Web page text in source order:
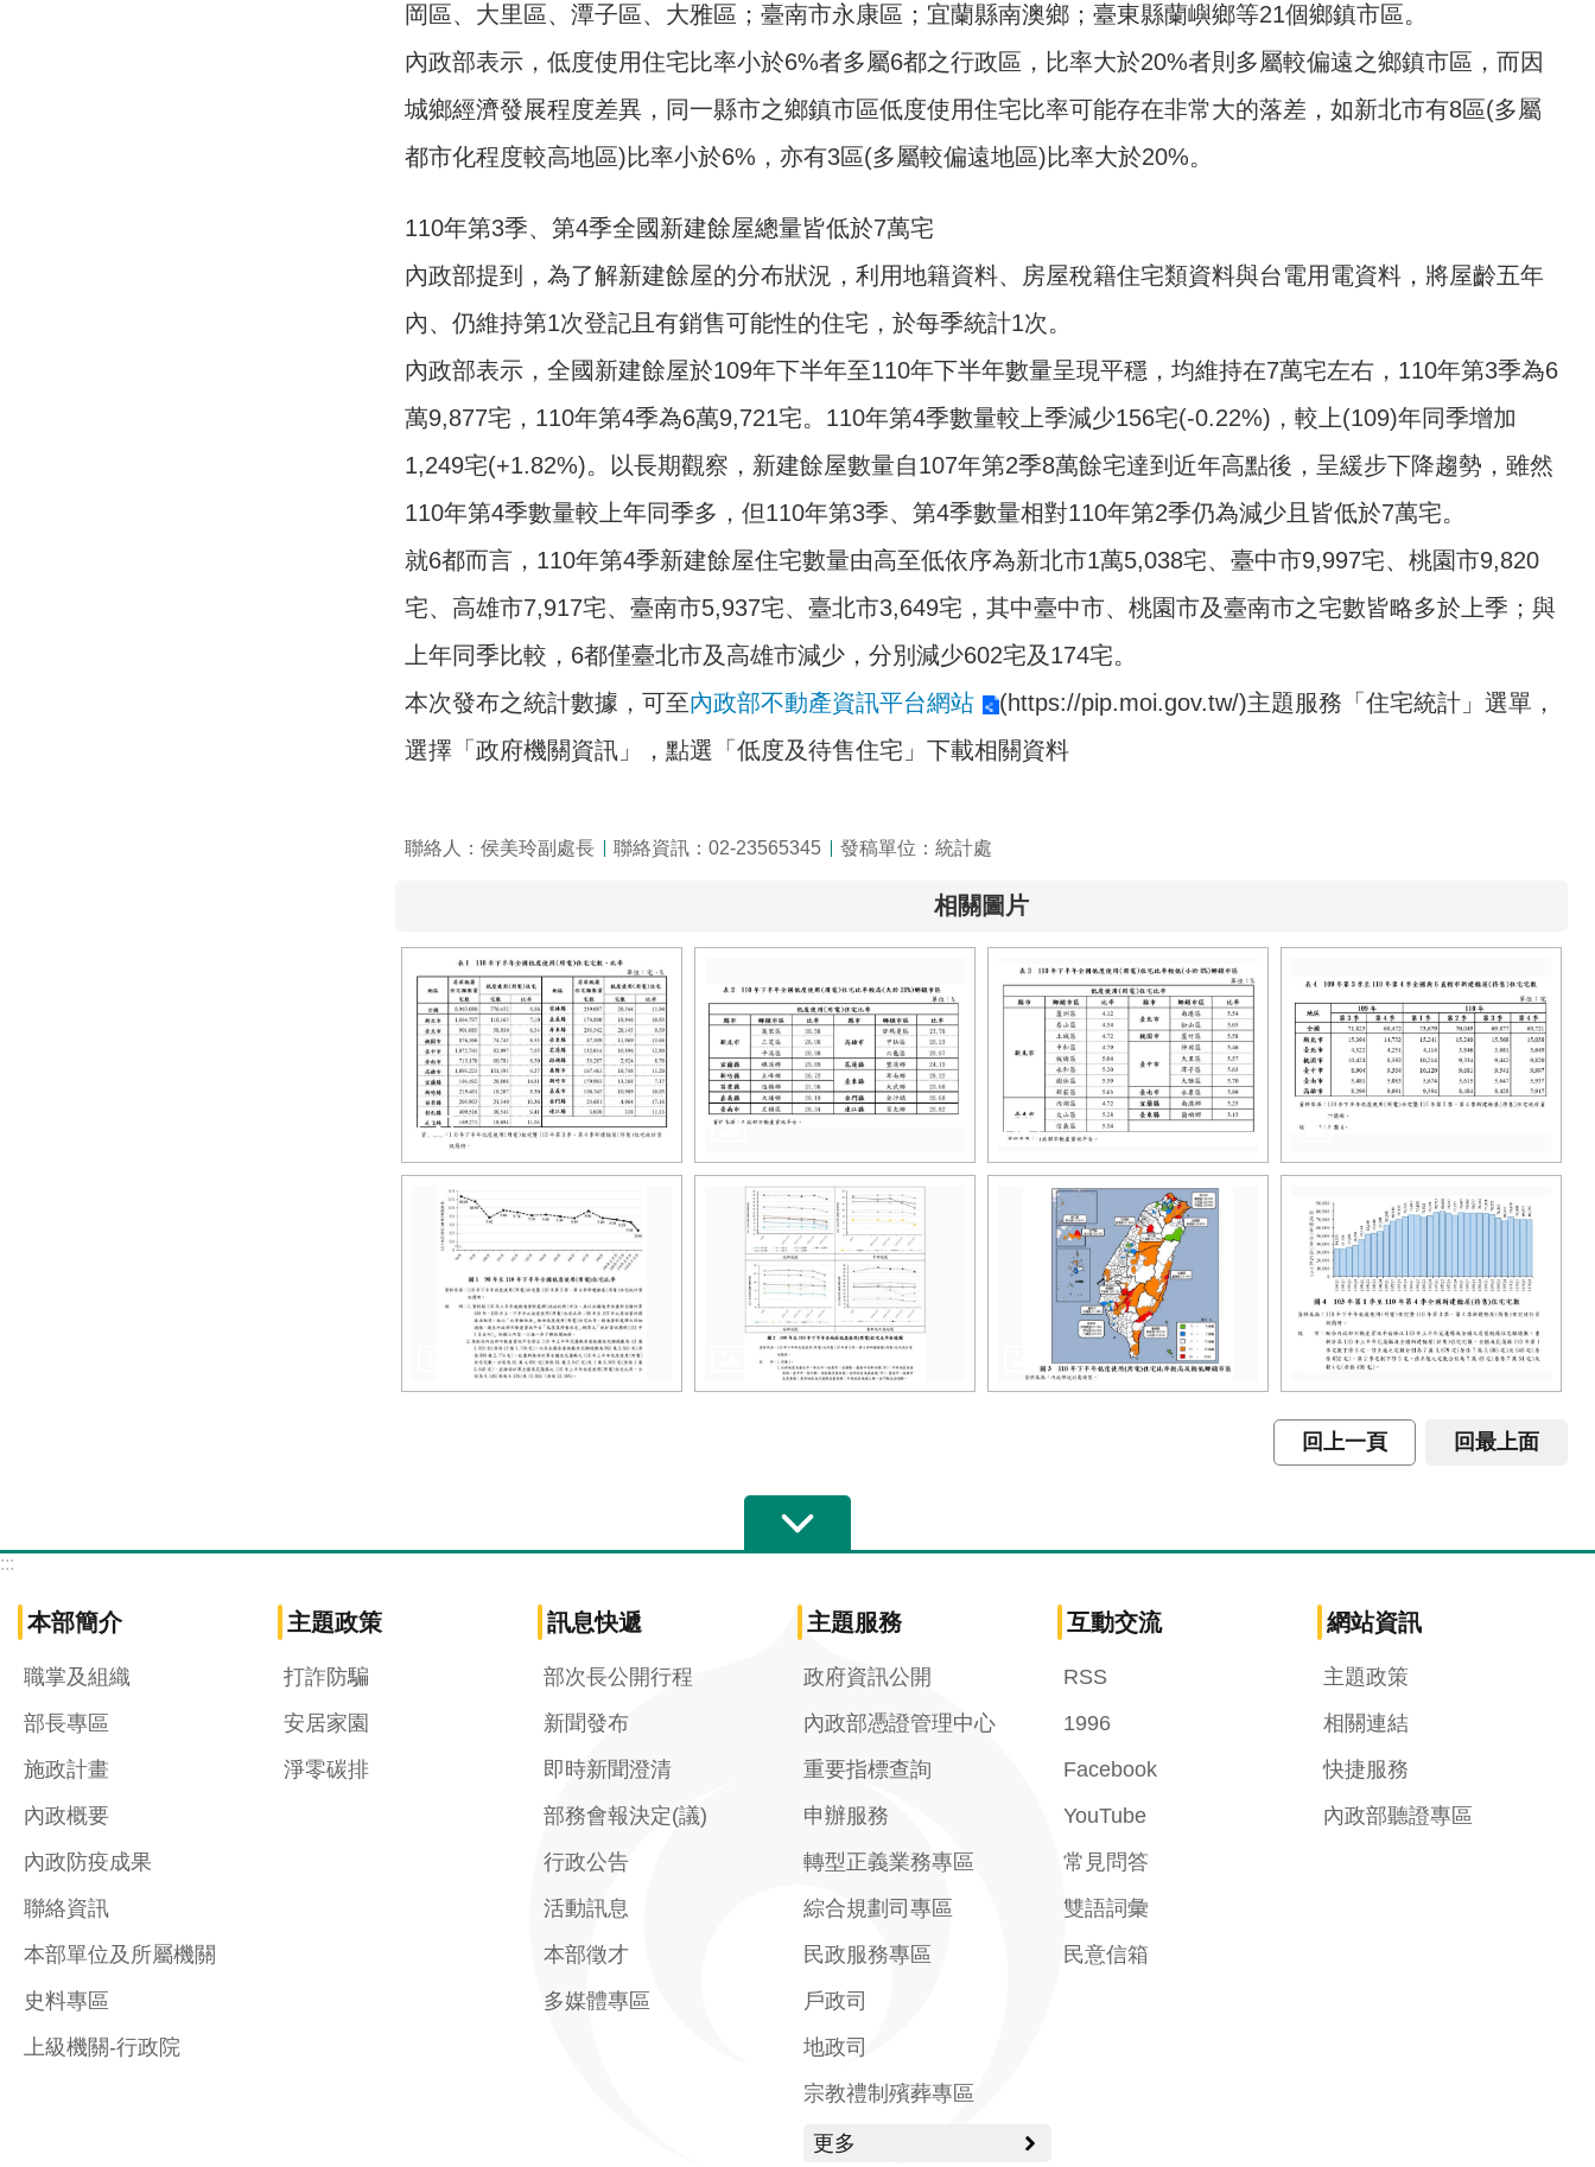
岡區、大里區、潭子區、大雅區；臺南市永康區；宜蘭縣南澳鄉；臺東縣蘭嶼鄉等21個鄉鎮市區。
內政部表示，低度使用住宅比率小於6%者多屬6都之行政區，比率大於20%者則多屬較偏遠之鄉鎮市區，而因
城鄉經濟發展程度差異，同一縣市之鄉鎮市區低度使用住宅比率可能存在非常大的落差，如新北市有8區(多屬
都市化程度較高地區)比率小於6%，亦有3區(多屬較偏遠地區)比率大於20%。
110年第3季、第4季全國新建餘屋總量皆低於7萬宅
內政部提到，為了解新建餘屋的分布狀況，利用地籍資料、房屋稅籍住宅類資料與台電用電資料，將屋齡五年
內、仍維持第1次登記且有銷售可能性的住宅，於每季統計1次。
內政部表示，全國新建餘屋於109年下半年至110年下半年數量呈現平穩，均維持在7萬宅左右，110年第3季為6
萬9,877宅，110年第4季為6萬9,721宅。110年第4季數量較上季減少156宅(-0.22%)，較上(109)年同季增加
1,249宅(+1.82%)。以長期觀察，新建餘屋數量自107年第2季8萬餘宅達到近年高點後，呈緩步下降趨勢，雖然
110年第4季數量較上年同季多，但110年第3季、第4季數量相對110年第2季仍為減少且皆低於7萬宅。
就6都而言，110年第4季新建餘屋住宅數量由高至低依序為新北市1萬5,038宅、臺中市9,997宅、桃園市9,820
宅、高雄市7,917宅、臺南市5,937宅、臺北市3,649宅，其中臺中市、桃園市及臺南市之宅數皆略多於上季；與
上年同季比較，6都僅臺北市及高雄市減少，分別減少602宅及174宅。
本次發布之統計數據，可至內政部不動產資訊平台網站
(https://pip.moi.gov.tw/)主題服務「住宅統計」選單，
選擇「政府機關資訊」，點選「低度及待售住宅」下載相關資料
聯絡人：侯美玲副處長 聯絡資訊：02-23565345 發稿單位：統計處
相關圖片
回上一頁 回最上面
:::
本部簡介
職掌及組織
部長專區
施政計畫
內政概要
內政防疫成果
聯絡資訊
本部單位及所屬機關
史料專區
上級機關-行政院
主題政策
打詐防騙
安居家園
淨零碳排
訊息快遞
部次長公開行程
新聞發布
即時新聞澄清
部務會報決定(議)
行政公告
活動訊息
本部徵才
多媒體專區
主題服務
政府資訊公開
內政部憑證管理中心
重要指標查詢
申辦服務
轉型正義業務專區
綜合規劃司專區
民政服務專區
戶政司
地政司
宗教禮制殯葬專區
更多
互動交流
RSS
1996
Facebook
YouTube
常見問答
雙語詞彙
民意信箱
網站資訊
主題政策
相關連結
快捷服務
內政部聽證專區